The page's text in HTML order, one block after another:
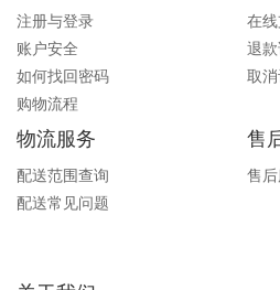
注册与登录
账户安全
如何找回密码
购物流程
在
退
取
物流服务
配送范围查询
配送常见问题
售
售